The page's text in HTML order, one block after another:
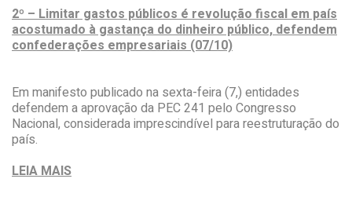
2º – Limitar gastos públicos é revolução fiscal em país
acostumado à gastança do dinheiro público, defendem
confederações empresariais (07/10)
Em manifesto publicado na sexta-feira (7,) entidades
defendem a aprovação da PEC 241 pelo Congresso
Nacional, considerada imprescindível para reestruturação do
país.
LEIA MAIS